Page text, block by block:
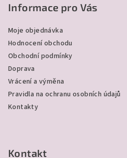
Informace pro Vás
Moje objednávka
Hodnocení obchodu
Obchodní podmínky
Doprava
Vrácení a výměna
Pravidla na ochranu osobních údajů
Kontakty
Kontakt